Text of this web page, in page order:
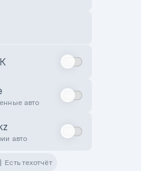
авто
авто
Есть техотчёт